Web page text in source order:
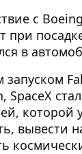
с
при
в
которой
вывести